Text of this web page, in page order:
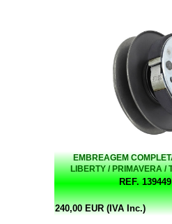
EMBREAGEM
LIBERTY / PRIMAVERA /
STALKER ATÉ EURO 3
REF. 139449
240,00 EUR (IVA Inc.)